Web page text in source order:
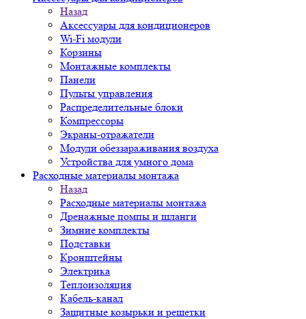
Назад
Аксессуары для кондиционеров
Wi-Fi модули
Корзины
Монтажные комплекты
Панели
Пульты управления
Распределительные блоки
Компрессоры
Экраны-отражатели
Модули обеззараживания воздуха
Устройства для умного дома
Расходные материалы монтажа
Назад
Расходные материалы монтажа
Дренажные помпы и шланги
Зимние комплекты
Подставки
Кронштейны
Электрика
Теплоизоляция
Кабель-канал
Защитные козырьки и решетки